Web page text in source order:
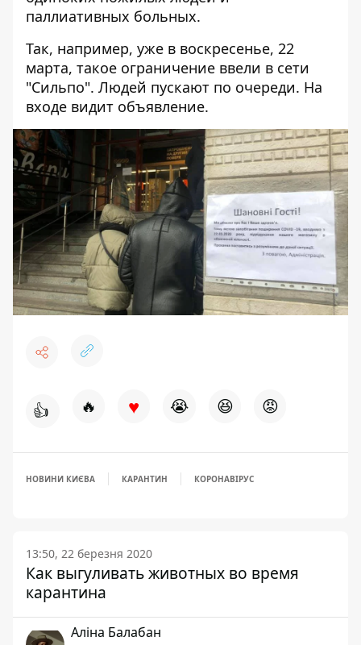
паллиативных больных.
Так, например, уже в воскресенье, 22
марта, такое ограничение ввели в сети
"Сильпо". Людей пускают по очереди. На
входе видит объявление.
👍 🔥 ♥ 😭 😆 😡
НОВИНИ КИЄВА КАРАНТИН КОРОНАВІРУС
13:50, 22 березня 2020
Как выгуливать животных во время
карантина
Аліна Балабан